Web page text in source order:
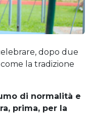
dopo due
la tradizione
di normalità e
prima, per la